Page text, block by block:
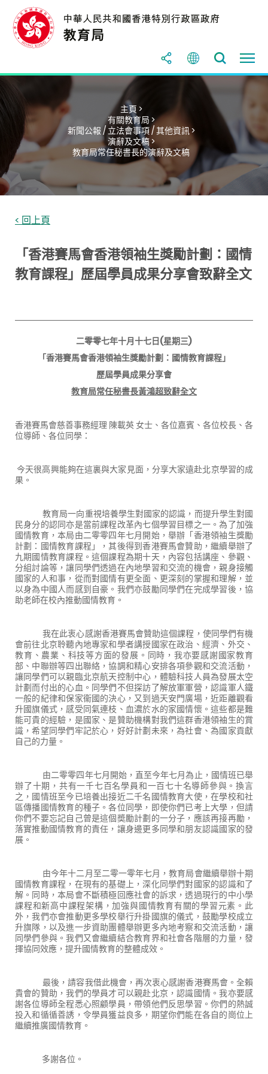
主頁 >
有關教育局 >
新聞公報 / 立法會事項 / 其他資訊 >
演辭及文稿 >
教育局常任秘書長的演辭及文稿
< 回上頁
「香港賽馬會香港領袖生獎勵計劃：國情
教育課程」歷屆學員成果分享會致辭全文
二零零七年十月十七日(星期三)
「香港賽馬會香港領袖生獎勵計劃：國情教育課程」
歷屆學員成果分享會
教育局常任秘書長黃鴻超致辭全文
香港賽馬會慈善事務經理 陳載英 女士、各位嘉賓、各位校長、各
位導師、各位同學：
今天很高興能夠在這裏與大家見面，分享大家遠赴北京學習的成
果。
教育局一向重視培養學生對國家的認識，而提升學生對國
民身分的認同亦是當前課程改革內七個學習目標之一。為了加強
國情教育，本局由二零零四年七月開始，舉辦「香港領袖生獎勵
計劃：國情教育課程」，其後得到香港賽馬會贊助，繼續舉辦了
九期國情教育課程 。這個課程為期十天，內容包括講座、參觀、
分組討論等，讓同學們透過在內地學習和交流的機會，親身接觸
國家的人和事，從而對國情有更全面、更深刻的掌握和理解，並
以身為中國人而感到自豪。我們亦鼓勵同學們在完成學習後，協
助老師在校內推動國情教育。
我在此衷心感謝香港賽馬會贊助這個課程 ，使同學們有機
會前往北京聆聽內地專家和學者講授國家在政治、經濟、外交、
教育、農業、科技等方面的發展。同時，我亦要感謝國家教育
部、中聯辦等四出聯絡，協調和精心安排各項參觀和交流活動，
讓同學們可以親臨北京航天控制中心，體驗科技人員為發展太空
計劃而付出的心血。同學們不但探訪了解放軍軍營，認識軍人鐵
一般的紀律和保家衞國的決心，又到過天安門廣場，近距離觀看
升國旗儀式，感受同氣連枝、血濃於水的家國情懷。這些都是難
能可貴的經驗，是國家、是贊助機構對我們這群香港領袖生的賞
識，希望同學們牢記於心，好好計劃未來，為社會、為國家貢獻
自己的力量。
由二零零四年七月開始，直至今年七月為止，國情班已舉
辦了十期，共有一千七百名學員和一百七十名導師參與。換言
之，國情班至今已培養出接近二千名國情教育大使，在學校和社
區傳播國情教育的種子。各位同學，即使你們已考上大學，但請
你們不要忘記自己曾是這個奬勵計劃的一分子，應該再接再勵，
落實推動國情教育的責任，讓身邊更多同學和朋友認識國家的發
展。
由今年十二月至二零一零年七月，教育局會繼續舉辦十期
國情教育課程，在現有的基礎上，深化同學們對國家的認識和了
解。同時，本局會不斷積極回應社會的訴求，透過現行的中小學
課程和新高中課程架構，加強與國情教育有關的學習元素。此
外，我們亦會推動更多學校舉行升掛國旗的儀式，鼓勵學校成立
升旗隊，以及進一步資助團體舉辦更多內地考察和交流活動，讓
同學們參與。我們又會繼續結合教育界和社會各階層的力量，發
揮協同效應，提升國情教育的整體成效。
最後，請容我借此機會，再次衷心感謝香港賽馬會。全賴
貴會的贊助，我們的學員才可以親赴北京，認識國情。我亦要感
謝各位導師全程悉心照顧學員，帶領他們反思學習。你們的熱誠
投入和循循善誘，令學員獲益良多，期望你們能在各自的崗位上
繼續推廣國情教育。
多謝各位。